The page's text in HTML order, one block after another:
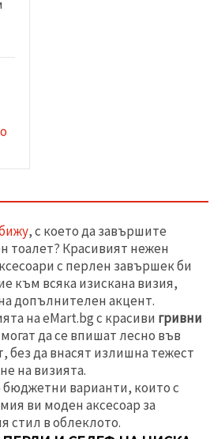
, с което да завършите
тоалет? Красивият нежен
с перлен завършек би
към всяка изискана визия,
допълнителен акцент.
на eMart.bg с красиви гривни
да се впишат лесно във
без да внасят излишна тежест
на визията.
варианти, които с
ви моден аксесоар за
стил в облеклото.